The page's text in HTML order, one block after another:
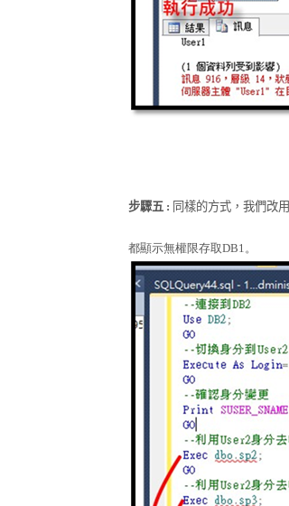
步驟五 : 同樣的方式，我們改用
都顯示無權限存取DB1 。